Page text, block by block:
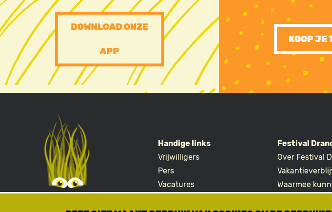
PRE
FOOTER
CTA
DOWNLOAD ONZE
APP
KOOP JE
FOOTER
Handige links
Vrijwilligers
Pers
Vacatures
Festival
Over Festival
Waarmee